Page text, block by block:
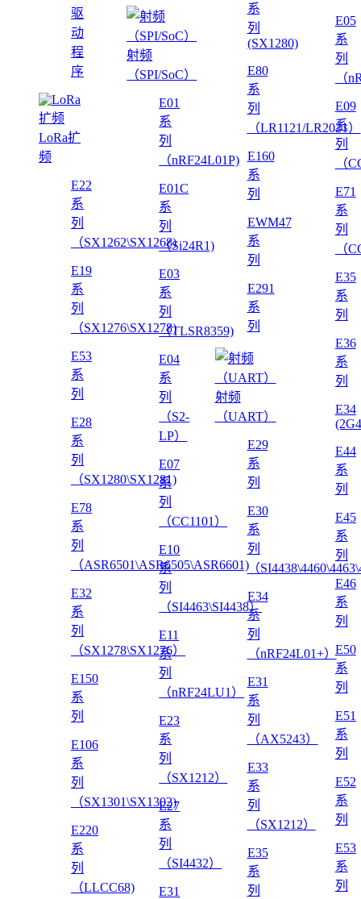
驱
动
程
序
LoRa扩
频
E22
系
列
（SX1262\SX1268)
E19
系
列
（SX1276\SX1278)
E53
系
列
E28
系
列
（SX1280\SX1281)
E78
系
列
（ASR6501\ASR6505\ASR6601)
E32
系
列
（SX1278\SX1276）
E150
系
列
E106
系
列
（SX1301\SX1302)
E220
系
列
（LLCC68)
射频
（SPI/SoC）
E01
系
列
（nRF24L01P)
E01C
系
列
（Si24R1)
E03
系
列
（TLSR8359)
E04
系
列
（S2-
LP）
E07
系
列
（CC1101）
E10
系
列
（SI4463\SI4438）
E11
系
列
（nRF24LU1）
E23
系
列
（SX1212）
E27
系
列
（SI4432）
E31
系
列
(SX1280)
E80
系
列
（LR1121/LR2021）
E160
系
列
EWM47
系
列
E291
系
列
射频
（UART）
E29
系
列
E30
系
列
（
E34
系
列
（nRF24L01+）
E31
系
列
（AX5243）
E33
系
列
（SX1212）
E35
系
列
E05
系
列
（
E09
系
列
（
E71
系
列
（
E35
系
列
E36
系
列
E34
E44
系
列
E45
系
列
E46
系
列
E50
系
列
E51
系
列
E52
系
列
E53
系
列